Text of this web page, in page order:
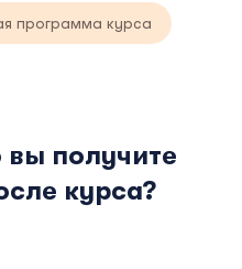
программа курса
вы получите
курса?